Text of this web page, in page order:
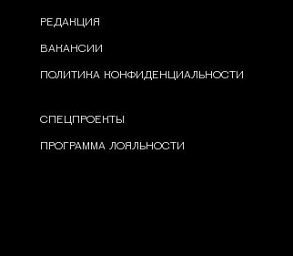
РЕДАКЦИЯ
ВАКАНСИИ
ПОЛИТИКА КОНФИДЕНЦИАЛЬНОСТИ
СПЕЦПРОЕКТЫ
ПРОГРАММА ЛОЯЛЬНОСТИ